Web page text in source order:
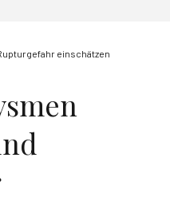
einschätzen